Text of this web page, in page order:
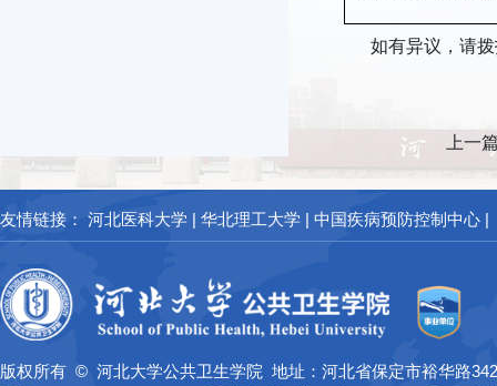
如有异议，请拨
上一
友情链接： 河北医科大学 | 华北理工大学 | 中国疾病预防控制中心 |
版权所有 © 河北大学公共卫生学院 地址：河北省保定市裕华路